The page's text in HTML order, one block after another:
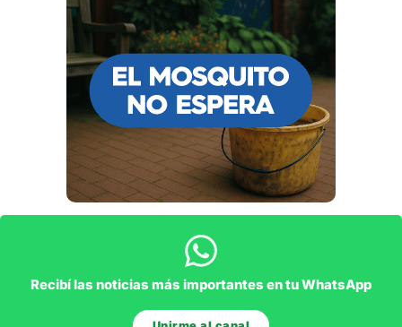
Recibí las noticias más importantes en tu WhatsApp